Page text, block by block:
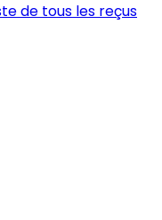
de tous les reçus